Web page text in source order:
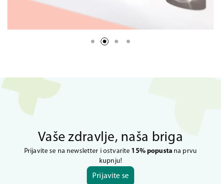
Vaše zdravlje, naša briga
Prijavite se na newsletter i ostvarite 15% popustana prvu
kupnju!
Prijavite se